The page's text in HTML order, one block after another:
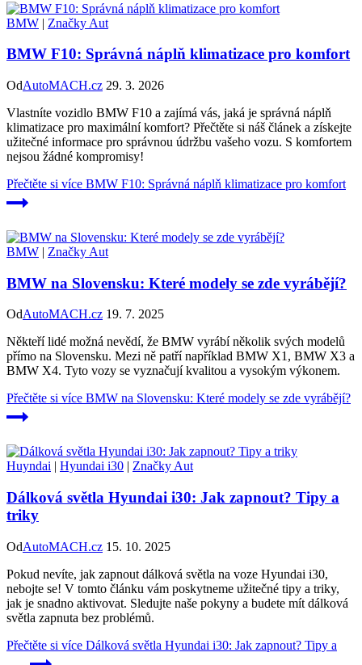
BMW | Značky Aut
BMW F10: Správná náplň klimatizace pro komfort
OdAutoMACH.cz 29. 3. 2026
Vlastníte vozidlo BMW F10 a zajímá vás, jaká je správná náplň
klimatizace pro maximální komfort? Přečtěte si náš článek a získejte
užitečné informace pro správnou údržbu vašeho vozu. S komfortem
nejsou žádné kompromisy!
Přečtěte si více BMW F10: Správná náplň klimatizace pro komfort
BMW | Značky Aut
BMW na Slovensku: Které modely se zde vyrábějí?
OdAutoMACH.cz 19. 7. 2025
Někteří lidé možná nevědí, že BMW vyrábí několik svých modelů
přímo na Slovensku. Mezi ně patří například BMW X1, BMW X3 a
BMW X4. Tyto vozy se vyznačují kvalitou a vysokým výkonem.
Přečtěte si více BMW na Slovensku: Které modely se zde vyrábějí?
Huyndai | Hyundai i30 | Značky Aut
Dálková světla Hyundai i30: Jak zapnout? Tipy a
triky
OdAutoMACH.cz 15. 10. 2025
Pokud nevíte, jak zapnout dálková světla na voze Hyundai i30,
nebojte se! V tomto článku vám poskytneme užitečné tipy a triky,
jak je snadno aktivovat. Sledujte naše pokyny a budete mít dálková
světla zapnuta bez problémů.
Přečtěte si více Dálková světla Hyundai i30: Jak zapnout? Tipy a